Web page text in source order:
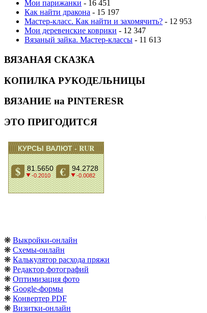
Мои парижанки - 16 451
Как найти дракона - 15 197
Мастер-класс. Как найти и захомячить? - 12 953
Мои деревенские коврики - 12 347
Вязаный зайка. Мастер-классы - 11 613
ВЯЗАНАЯ СКАЗКА
КОПИЛКА РУКОДЕЛЬНИЦЫ
ВЯЗАНИЕ на PINTERESR
ЭТО ПРИГОДИТСЯ
❋ Выкройки-онлайн
❋ Схемы-онлайн
❋ Калькулятор расхода пряжи
❋ Редактор фотографий
❋ Оптимизация фото
❋ Google-формы
❋ Конвертер PDF
❋ Визитки-онлайн